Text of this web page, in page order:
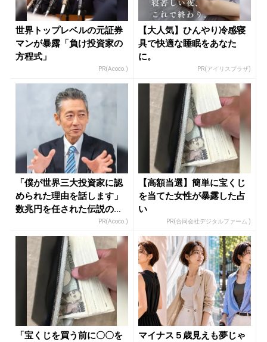
世界トップレベルの元証券
マンが暴露「負け投資家の
方程式」
PR(Acoco.)
【大人気】ひんやり冷感寝
具で快適な睡眠をあなた
に。
PR(アイリスプラザ)
「僕が世界三大投資家に認
められた理由を話します」
数兆円を任された伝説の投
PR(Acoco.)
【高額当選】簡単に宝くじ
を当てた女性が暴露した占
い
PR(合同会社デジタルファーム )
「宝くじを買う前に〇〇を
マイナス５歳見えも夢じゃ